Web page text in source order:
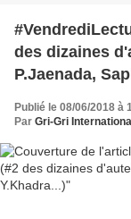
des dizaines
P.Jaenada,
Publié le 08/06/2018 à
Par Gri-Gri